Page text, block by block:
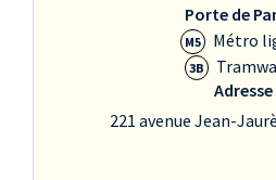
Porte de
M5 Métro
3B
Adresse
221 avenue Jean-